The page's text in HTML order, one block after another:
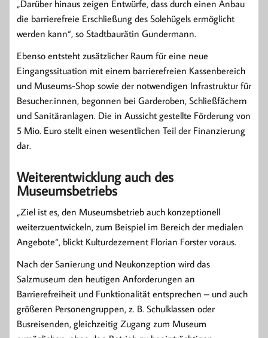
„Darüber hinaus zeigen Entwürfe, dass durch einen Anbau
die barrierefreie Erschließung des Solehügels ermöglicht
werden kann“, so Stadtbaurätin Gundermann.
Ebenso entsteht zusätzlicher Raum für eine neue
Eingangssituation mit einem barrierefreien Kassenbereich
und Museums-Shop sowie der notwendigen Infrastruktur für
Besucher:innen, begonnen bei Garderoben, Schließfächern
und Sanitäranlagen. Die in Aussicht gestellte Förderung von
5 Mio. Euro stellt einen wesentlichen Teil der Finanzierung
dar.
Weiterentwicklung auch des
Museumsbetriebs
„Ziel ist es, den Museumsbetrieb auch konzeptionell
weiterzuentwickeln, zum Beispiel im Bereich der medialen
Angebote“, blickt Kulturdezernent Florian Forster voraus.
Nach der Sanierung und Neukonzeption wird das
Salzmuseum den heutigen Anforderungen an
Barrierefreiheit und Funktionalität entsprechen – und auch
größeren Personengruppen, z. B. Schulklassen oder
Busreisenden, gleichzeitig Zugang zum Museum